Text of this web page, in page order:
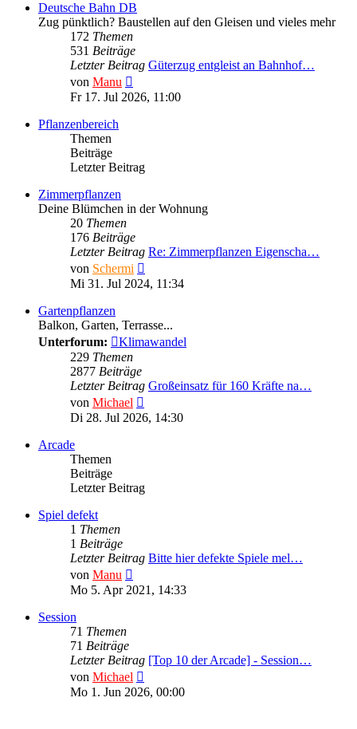
Deutsche Bahn DB
Zug pünktlich? Baustellen auf den Gleisen und vieles mehr
172 Themen
531 Beiträge
Letzter Beitrag Güterzug entgleist an Bahnhof…
von Manu
Beitrag
Fr 17. Jul 2026, 11:00
Pflanzenbereich
Themen
Beiträge
Letzter Beitrag
Zimmerpflanzen
Deine Blümchen in der Wohnung
20 Themen
176 Beiträge
Letzter Beitrag Re: Zimmerpflanzen Eigenscha…
von Schermi
Beitrag
Mi 31. Jul 2024, 11:34
Gartenpflanzen
Balkon, Garten, Terrasse...
Unterforum:
Klimawandel
229 Themen
2877 Beiträge
Letzter Beitrag Großeinsatz für 160 Kräfte na…
von Michael
Beitrag
Di 28. Jul 2026, 14:30
Arcade
Themen
Beiträge
Letzter Beitrag
Spiel defekt
1 Themen
1 Beiträge
Letzter Beitrag Bitte hier defekte Spiele mel…
von Manu
Beitrag
Mo 5. Apr 2021, 14:33
Session
71 Themen
71 Beiträge
Letzter Beitrag [Top 10 der Arcade] - Session…
von Michael
Beitrag
Mo 1. Jun 2026, 00:00